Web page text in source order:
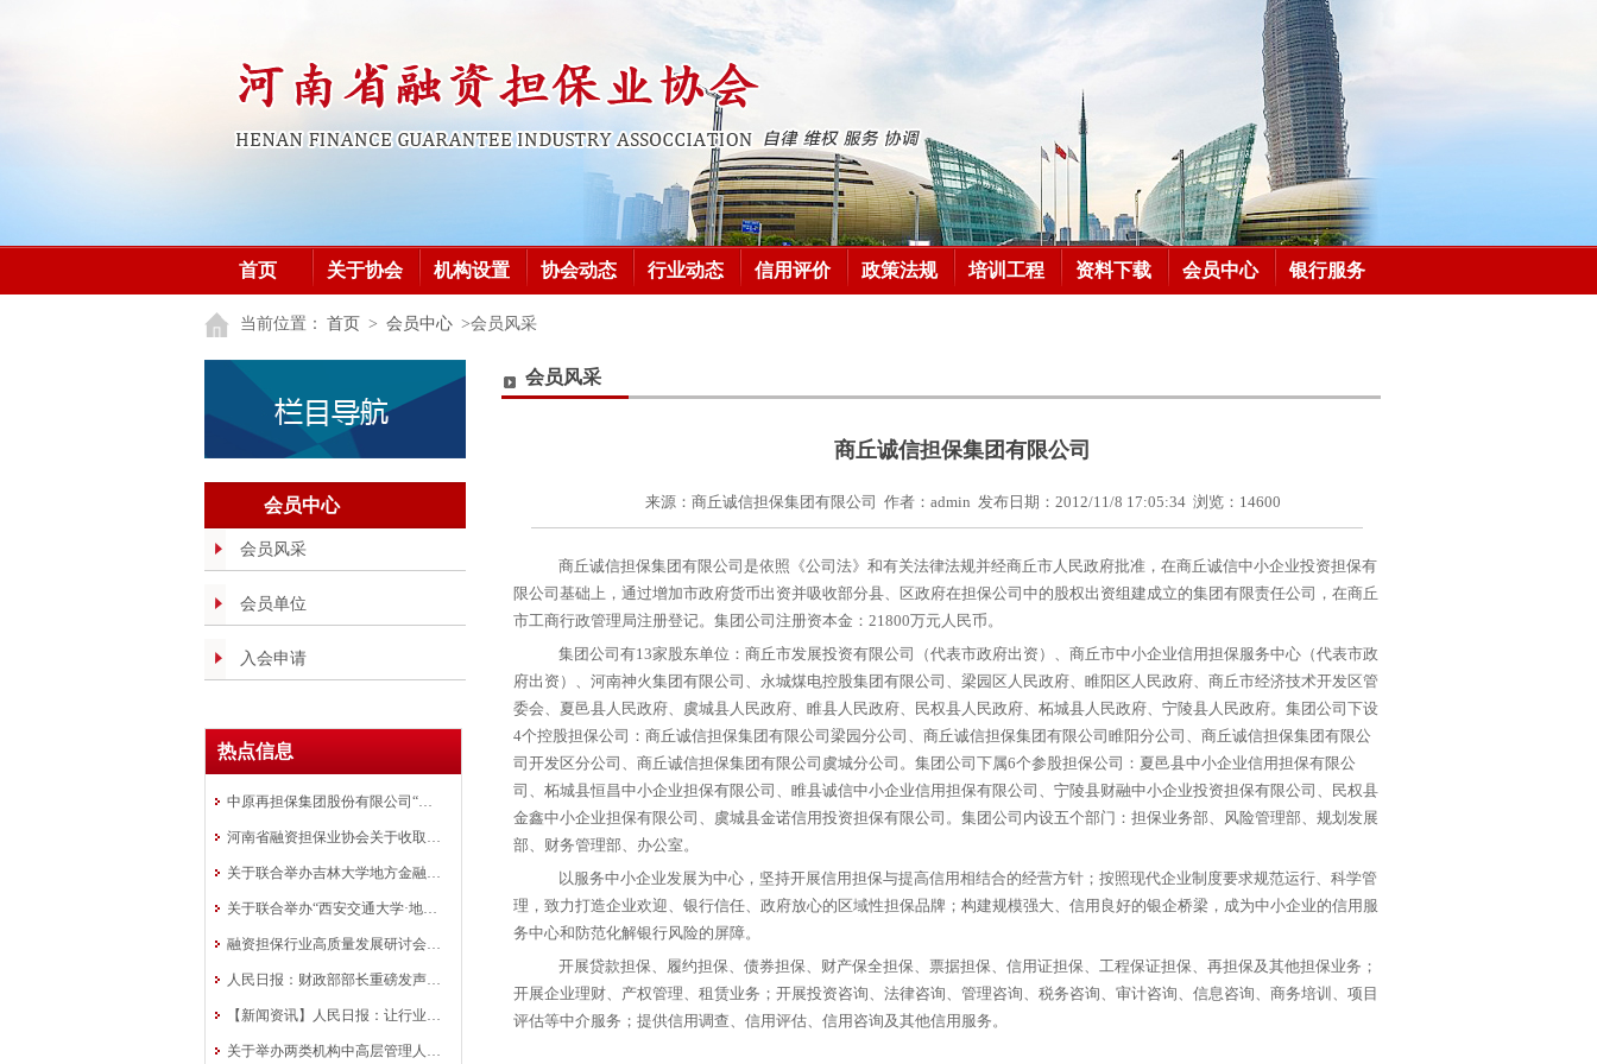
首页 关于协会 机构设置 协会动态 行业动态 信用评价 政策法规 培训工程 资料下载 会员中心 银行服务
加入协会 党建之窗 党建之窗
当前位置： 首页 > 会员中心 >会员风采
会员中心
会员风采
会员单位
入会申请
热点信息
中原再担保集团股份有限公司“银担共审”批量业务模式在全国推广
河南省融资担保业协会关于收取会费的通知
关于联合举办吉林大学地方金融组织 高质量发展研修班的通知
关于联合举办“西安交通大学·地方金融 行业中高层管理人员研修班”的通知
融资担保行业高质量发展研讨会在洛阳成功举办
人民日报：财政部部长重磅发声！ 融资担保是政策工具
【新闻资讯】人民日报：让行业协会走向前台
关于举办两类机构中高层管理人员培训班的通知
会员风采
商丘诚信担保集团有限公司
来源： 商丘诚信担保集团有限公司 作者： admin 发布日期： 2012/11/8 17:05:34 浏览： 14600
商丘诚信担保集团有限公司是依照《公司法》和有关法律法规并经商丘市人民政府批准，在商丘诚信中小企业投资担保有
限公司基础上，通过增加市政府货币出资并吸收部分县、区政府在担保公司中的股权出资组建成立的集团有限责任公司，在商丘
市工商行政管理局注册登记。集团公司注册资本金：21800万元人民币。
集团公司有13家股东单位：商丘市发展投资有限公司（代表市政府出资）、商丘市中小企业信用担保服务中心（代表市政
府出资）、河南神火集团有限公司、永城煤电控股集团有限公司、梁园区人民政府、睢阳区人民政府、商丘市经济技术开发区管
委会、夏邑县人民政府、虞城县人民政府、睢县人民政府、民权县人民政府、柘城县人民政府、宁陵县人民政府。集团公司下设
4个控股担保公司：商丘诚信担保集团有限公司梁园分公司、商丘诚信担保集团有限公司睢阳分公司、商丘诚信担保集团有限公
司开发区分公司、商丘诚信担保集团有限公司虞城分公司。集团公司下属6个参股担保公司：夏邑县中小企业信用担保有限公
司、柘城县恒昌中小企业担保有限公司、睢县诚信中小企业信用担保有限公司、宁陵县财融中小企业投资担保有限公司、民权县
金鑫中小企业担保有限公司、虞城县金诺信用投资担保有限公司。集团公司内设五个部门：担保业务部、风险管理部、规划发展
部、财务管理部、办公室。
以服务中小企业发展为中心，坚持开展信用担保与提高信用相结合的经营方针；按照现代企业制度要求规范运行、科学管
理，致力打造企业欢迎、银行信任、政府放心的区域性担保品牌；构建规模强大、信用良好的银企桥梁，成为中小企业的信用服
务中心和防范化解银行风险的屏障。
开展贷款担保、履约担保、债券担保、财产保全担保、票据担保、信用证担保、工程保证担保、再担保及其他担保业务；
开展企业理财、产权管理、租赁业务；开展投资咨询、法律咨询、管理咨询、税务咨询、审计咨询、信息咨询、商务培训、项目
评估等中介服务；提供信用调查、信用评估、信用咨询及其他信用服务。